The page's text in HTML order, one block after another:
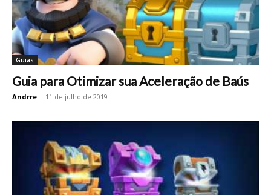
Guias
Guia para Otimizar sua Aceleração de Baús
Andrre - 11 de julho de 2019